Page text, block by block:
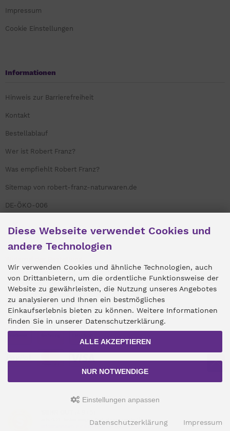
Impressum
Cookie Einstellungen
Informationen
Hinweis zur Barrierefreiheit
Kontakt
Bestellablauf
Wer ist Robert Franz?
Was empfiehlt Robert Franz?
Sitemap von robert-franz-naturwaren.de
DE-ÖKO-006
Umweltengagement
Zahlungsmethoden
Preise entsprechen dem bisherigen Preis bei Robert Franz Naturwaren.
Diese Webseite verwendet Cookies und
andere Technologien
Wir verwenden Cookies und ähnliche Technologien, auch
von Drittanbietern, um die ordentliche Funktionsweise der
Website zu gewährleisten, die Nutzung unseres Angebotes
zu analysieren und Ihnen ein bestmögliches
Einkaufserlebnis bieten zu können. Weitere Informationen
finden Sie in unserer Datenschutzerklärung.
ALLE AKZEPTIEREN
NUR NOTWENDIGE
Einstellungen anpassen
Datenschutzerklärung Impressum
Bewertungen bei: shopvote.de ⓘ
Informationen zur Echtheit der Bewertungen